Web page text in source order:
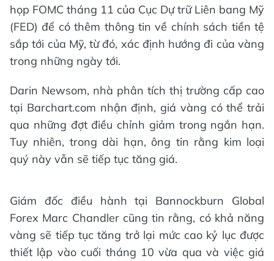
họp FOMC tháng 11 của Cục Dự trữ Liên bang Mỹ
(FED) để có thêm thông tin về chính sách tiền tệ
sắp tới của Mỹ, từ đó, xác định hướng đi của vàng
trong những ngày tới.
Darin Newsom, nhà phân tích thị trường cấp cao
tại Barchart.com nhận định, giá vàng có thể trải
qua những đợt điều chỉnh giảm trong ngắn hạn.
Tuy nhiên, trong dài hạn, ông tin rằng kim loại
quý này vẫn sẽ tiếp tục tăng giá.
Giám đốc điều hành tại Bannockburn Global
Forex Marc Chandler cũng tin rằng, có khả năng
vàng sẽ tiếp tục tăng trở lại mức cao kỷ lục được
thiết lập vào cuối tháng 10 vừa qua và việc giá